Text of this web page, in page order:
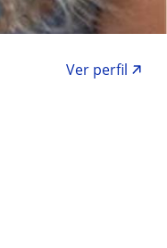
Ver perfil